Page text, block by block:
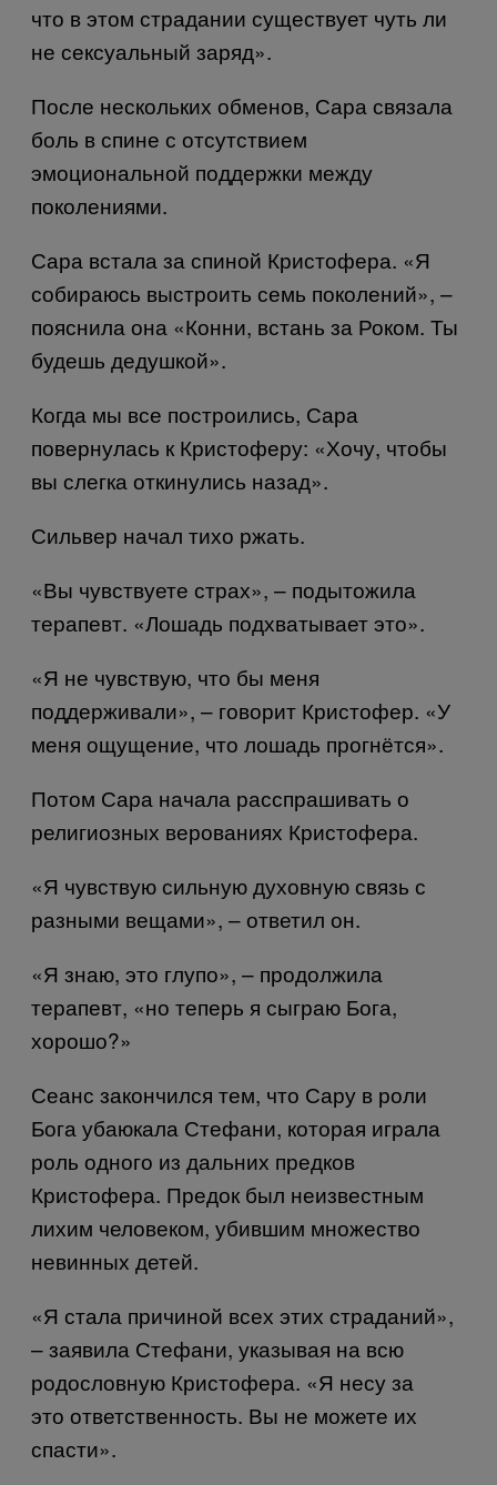
что в этом страдании существует чуть ли
не сексуальный заряд».
После нескольких обменов, Сара связала
боль в спине с отсутствием
эмоциональной поддержки между
поколениями.
Сара встала за спиной Кристофера. «Я
собираюсь выстроить семь поколений», –
пояснила она «Конни, встань за Роком. Ты
будешь дедушкой».
Когда мы все построились, Сара
повернулась к Кристоферу: «Хочу, чтобы
вы слегка откинулись назад».
Сильвер начал тихо ржать.
«Вы чувствуете страх», – подытожила
терапевт. «Лошадь подхватывает это».
«Я не чувствую, что бы меня
поддерживали», – говорит Кристофер. «У
меня ощущение, что лошадь прогнётся».
Потом Сара начала расспрашивать о
религиозных верованиях Кристофера.
«Я чувствую сильную духовную связь с
разными вещами», – ответил он.
«Я знаю, это глупо», – продолжила
терапевт, «но теперь я сыграю Бога,
хорошо?»
Сеанс закончился тем, что Сару в роли
Бога убаюкала Стефани, которая играла
роль одного из дальних предков
Кристофера. Предок был неизвестным
лихим человеком, убившим множество
невинных детей.
«Я стала причиной всех этих страданий»,
– заявила Стефани, указывая на всю
родословную Кристофера. «Я несу за
это ответственность. Вы не можете их
спасти».